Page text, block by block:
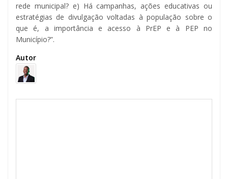
rede municipal? e) Há campanhas, ações educativas ou
estratégias de divulgação voltadas à população sobre o
que é, a importância e acesso à PrEP e à PEP no
Município?”.
Autor